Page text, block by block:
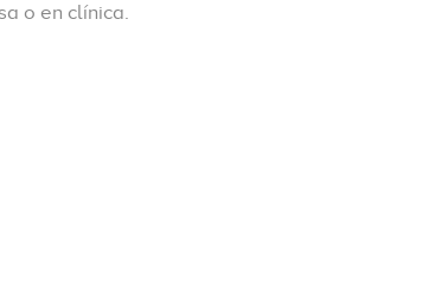
o en clínica.